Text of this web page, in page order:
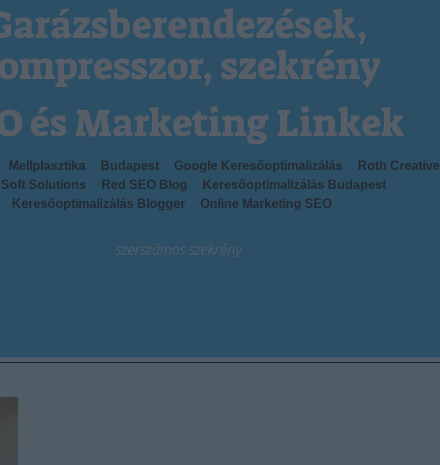
szekrény
és Marketing Linkek
Mellplasztika Budapest Google Keresőoptimalizálás
Roth Creative
Soft Solutions Red SEO Blog
Keresőoptimalizálás Budapest
Keresőoptimalizálás Blogger
Online Marketing SEO
szerszámos szekrény